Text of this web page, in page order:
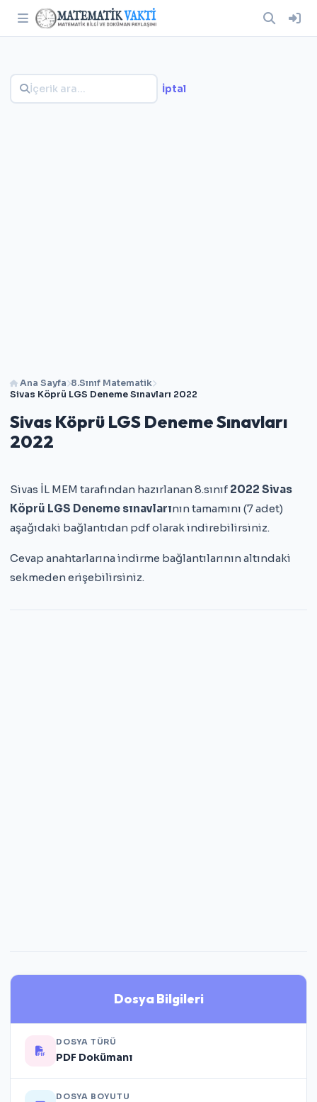
Ana Sayfa 8.Sınıf Matematik
Sivas Köprü LGS Deneme Sınavları 2022
Sivas Köprü LGS Deneme Sınavları
2022
Sivas İL MEM tarafından hazırlanan 8.sınıf 2022 Sivas
Köprü LGS Deneme sınavlarının tamamını (7 adet)
aşağıdaki bağlantıdan pdf olarak indirebilirsiniz.
Cevap anahtarlarına indirme bağlantılarının altındaki
sekmeden erişebilirsiniz.
Dosya Bilgileri
DOSYA TÜRÜ
PDF Dokümanı
DOSYA BOYUTU
İptal